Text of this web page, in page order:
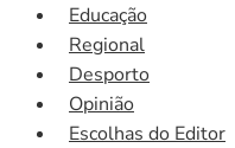
Educação
Regional
Desporto
Opinião
Escolhas do Editor